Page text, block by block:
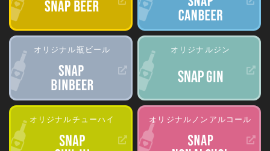
オリジナル瓶ビール オリジナルジン
オリジナルチューハイ オリジナルノンアルコール